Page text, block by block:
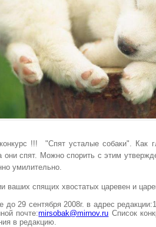
!!! "Спят усталые собаки". Как
они спят. Можно спорить с этим
умилительно.
ваших спящих хвостатых царевен и
до 29 сентября 2008г. в адрес
почте:mirsobak@mirnov.ru Список
в редакцию.